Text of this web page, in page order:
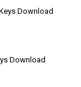
Download
Download